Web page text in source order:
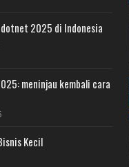
2025 di Indonesia
meninjau kembali cara
Kecil